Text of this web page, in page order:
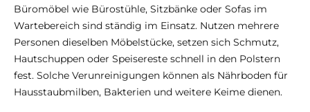
Büromöbel wie Bürostühle, Sitzbänke oder Sofas im
Wartebereich sind ständig im Einsatz. Nutzen mehrere
Personen dieselben Möbelstücke, setzen sich Schmutz,
Hautschuppen oder Speisereste schnell in den Polstern
fest. Solche Verunreinigungen können als Nährboden für
Hausstaubmilben, Bakterien und weitere Keime dienen.